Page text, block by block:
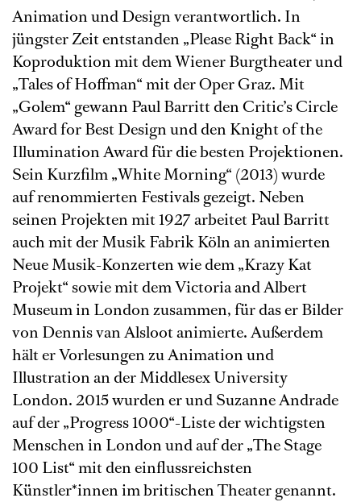
Animation und Design verantwortlich. In
jüngster Zeit entstanden „Please Right Back“ in
Koproduktion mit dem Wiener Burgtheater und
„Tales of Hoffman“ mit der Oper Graz. Mit
„Golem“ gewann Paul Barritt den Critic’s Circle
Award for Best Design und den Knight of the
Illumination Award für die besten Projektionen.
Sein Kurzfilm „White Morning“ (2013) wurde
auf renommierten Festivals gezeigt. Neben
seinen Projekten mit 1927 arbeitet Paul Barritt
auch mit der Musik Fabrik Köln an animierten
Neue Musik-Konzerten wie dem „Krazy Kat
Projekt“ sowie mit dem Victoria and Albert
Museum in London zusammen, für das er Bilder
von Dennis van Alsloot animierte. Außerdem
hält er Vorlesungen zu Animation und
Illustration an der Middlesex University
London. 2015 wurden er und Suzanne Andrade
auf der „Progress 1000“-Liste der wichtigsten
Menschen in London und auf der „The Stage
100 List“ mit den einflussreichsten
Künstler*innen im britischen Theater genannt.